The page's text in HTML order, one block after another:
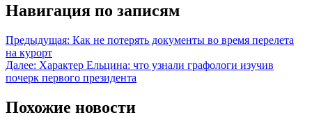
Навигация по записям
Предыдущая: Как не потерять документы во время перелета
на курорт
Далее: Характер Ельцина: что узнали графологи изучив
почерк первого президента
Похожие новости